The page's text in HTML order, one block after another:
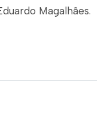
Magalhães.